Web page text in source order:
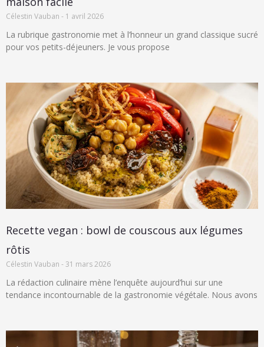
Célestin Vauban 1 avril 2026
La rubrique gastronomie met à l’honneur un grand classique sucré
pour vos petits-déjeuners. Je vous propose
Recette vegan : bowl de couscous aux légumes
rôtis
Célestin Vauban 31 mars 2026
La rédaction culinaire mène l’enquête aujourd’hui sur une
tendance incontournable de la gastronomie végétale. Nous avons